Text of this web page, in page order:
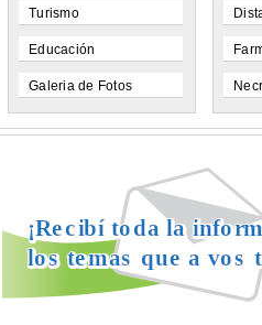
Turismo
Educación
Galeria de Fotos